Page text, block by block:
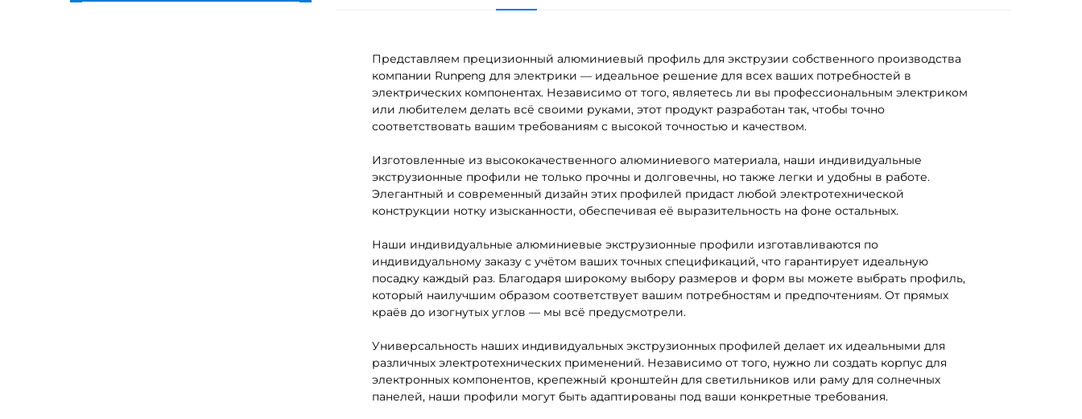
Представляем прецизионный алюминиевый профиль для экструзии собственного производства
компании Runpeng для электрики — идеальное решение для всех ваших потребностей в
электрических компонентах. Независимо от того, являетесь ли вы профессиональным электриком
или любителем делать всё своими руками, этот продукт разработан так, чтобы точно
соответствовать вашим требованиям с высокой точностью и качеством.
Изготовленные из высококачественного алюминиевого материала, наши индивидуальные
экструзионные профили не только прочны и долговечны, но также легки и удобны в работе.
Элегантный и современный дизайн этих профилей придаст любой электротехнической
конструкции нотку изысканности, обеспечивая её выразительность на фоне остальных.
Наши индивидуальные алюминиевые экструзионные профили изготавливаются по
индивидуальному заказу с учётом ваших точных спецификаций, что гарантирует идеальную
посадку каждый раз. Благодаря широкому выбору размеров и форм вы можете выбрать профиль,
который наилучшим образом соответствует вашим потребностям и предпочтениям. От прямых
краёв до изогнутых углов — мы всё предусмотрели.
Универсальность наших индивидуальных экструзионных профилей делает их идеальными для
различных электротехнических применений. Независимо от того, нужно ли создать корпус для
электронных компонентов, крепежный кронштейн для светильников или раму для солнечных
панелей, наши профили могут быть адаптированы под ваши конкретные требования.